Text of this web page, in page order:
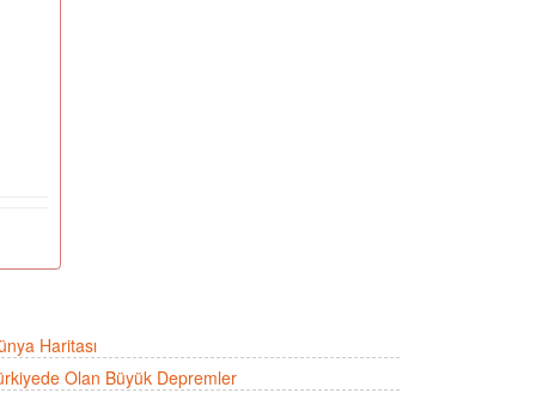
Haritası
Olan Büyük Depremler